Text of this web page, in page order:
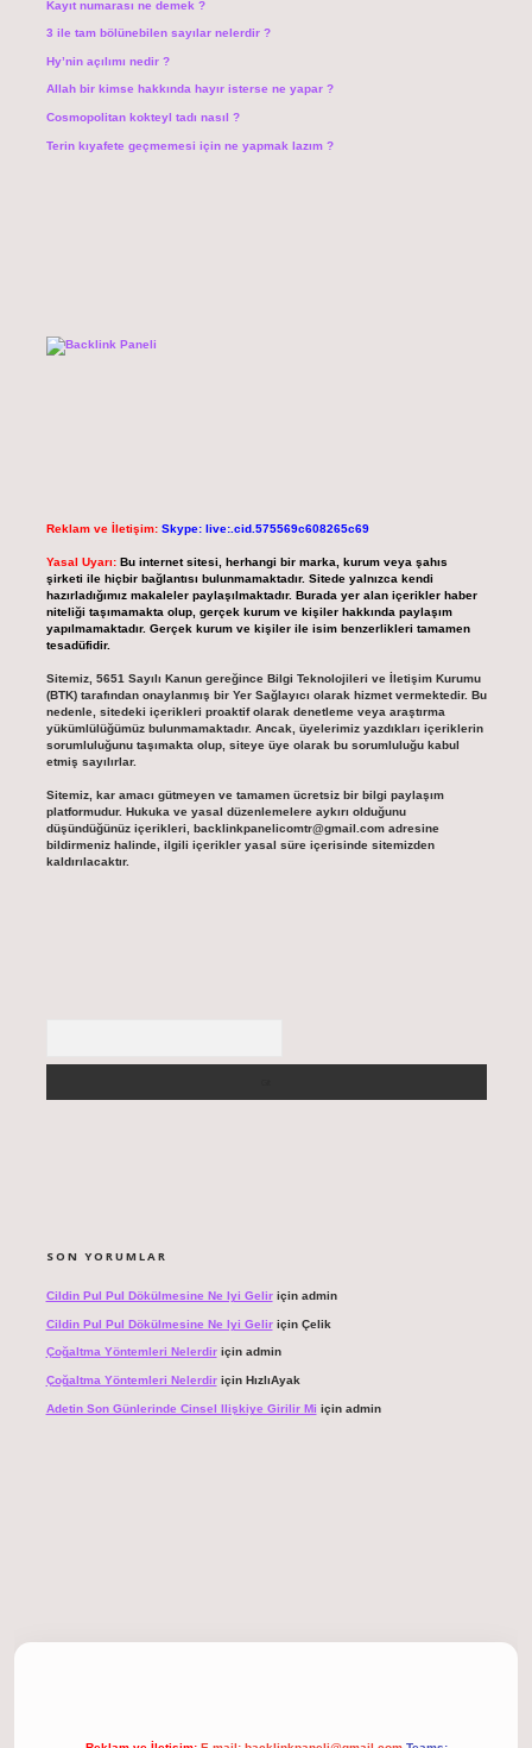
Kayıt numarası ne demek ?
3 ile tam bölünebilen sayılar nelerdir ?
Hy’nin açılımı nedir ?
Allah bir kimse hakkında hayır isterse ne yapar ?
Cosmopolitan kokteyl tadı nasıl ?
Terin kıyafete geçmemesi için ne yapmak lazım ?
Reklam ve İletişim: Skype: live:.cid.575569c608265c69
Yasal Uyarı: Bu internet sitesi, herhangi bir marka, kurum veya şahıs
şirketi ile hiçbir bağlantısı bulunmamaktadır. Sitede yalnızca kendi
hazırladığımız makaleler paylaşılmaktadır. Burada yer alan içerikler haber
niteliği taşımamakta olup, gerçek kurum ve kişiler hakkında paylaşım
yapılmamaktadır. Gerçek kurum ve kişiler ile isim benzerlikleri tamamen
tesadüfidir.
Sitemiz, 5651 Sayılı Kanun gereğince Bilgi Teknolojileri ve İletişim Kurumu
(BTK) tarafından onaylanmış bir Yer Sağlayıcı olarak hizmet vermektedir. Bu
nedenle, sitedeki içerikleri proaktif olarak denetleme veya araştırma
yükümlülüğümüz bulunmamaktadır. Ancak, üyelerimiz yazdıkları içeriklerin
sorumluluğunu taşımakta olup, siteye üye olarak bu sorumluluğu kabul
etmiş sayılırlar.
Sitemiz, kar amacı gütmeyen ve tamamen ücretsiz bir bilgi paylaşım
platformudur. Hukuka ve yasal düzenlemelere aykırı olduğunu
düşündüğünüz içerikleri, backlinkpanelicomtr@gmail.comadresine
bildirmeniz halinde, ilgili içerikler yasal süre içerisinde sitemizden
kaldırılacaktır.
SON YORUMLAR
Cildin Pul Pul Dökülmesine Ne Iyi Geliriçin admin
Cildin Pul Pul Dökülmesine Ne Iyi Geliriçin Çelik
Çoğaltma Yöntemleri Nelerdiriçin admin
Çoğaltma Yöntemleri Nelerdiriçin HızlıAyak
Adetin Son Günlerinde Cinsel Ilişkiye Girilir Mi için admin